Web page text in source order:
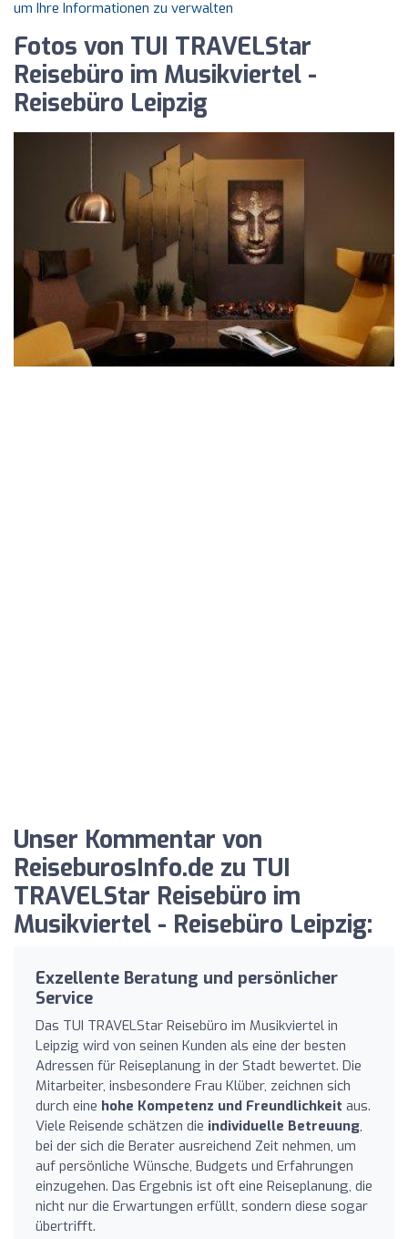
um Ihre Informationen zu verwalten
Fotos von TUI TRAVELStar
Reisebüro im Musikviertel -
Reisebüro Leipzig
Unser Kommentar von
ReiseburosInfo.de zu TUI
TRAVELStar Reisebüro im
Musikviertel - Reisebüro Leipzig:
Exzellente Beratung und persönlicher
Service
Das TUI TRAVELStar Reisebüro im Musikviertel in
Leipzig wird von seinen Kunden als eine der besten
Adressen für Reiseplanung in der Stadt bewertet. Die
Mitarbeiter, insbesondere Frau Klüber, zeichnen sich
durch eine hohe Kompetenz und Freundlichkeit aus.
Viele Reisende schätzen die individuelle Betreuung,
bei der sich die Berater ausreichend Zeit nehmen, um
auf persönliche Wünsche, Budgets und Erfahrungen
einzugehen. Das Ergebnis ist oft eine Reiseplanung, die
nicht nur die Erwartungen erfüllt, sondern diese sogar
übertrifft.